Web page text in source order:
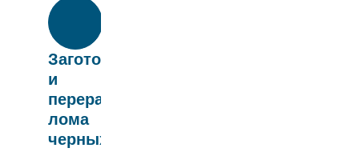
Заготовка
и
переработка
лома
черных